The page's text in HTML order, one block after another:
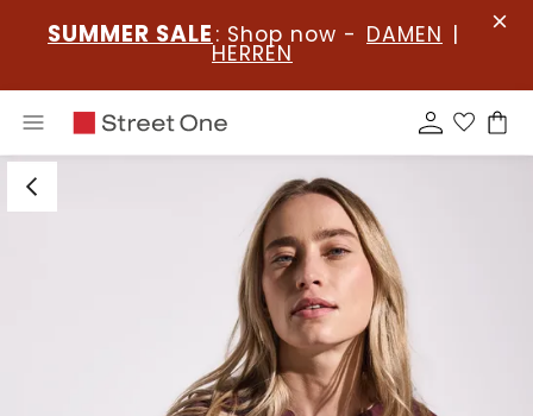
SUMMER SALE : Shop now - DAMEN |
HERREN